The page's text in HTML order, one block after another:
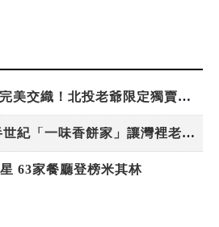
經典與法式美學的完美交織！北投老爺限定獨賣「泉月菠蘿映心」中秋禮盒
鹹甜引路臺南味 半世紀「一味香餅家」讓灣裡老街散發餅香
63家餐廳登榜米其林